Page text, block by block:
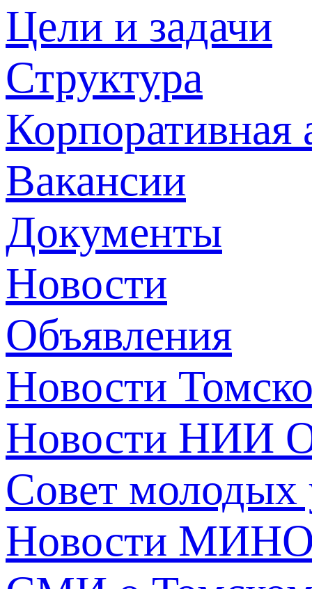
Цели и задачи
Структура
Корпоративная
Вакансии
Документы
Новости
Объявления
Новости
Новости НИИ
Совет молодых
Новости